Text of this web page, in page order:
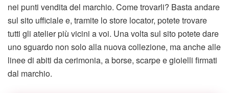
nei punti vendita del marchio. Come trovarli? Basta andare
sul sito ufficiale e, tramite lo store locator, potete trovare
tutti gli atelier più vicini a voi. Una volta sul sito potete dare
uno sguardo non solo alla nuova collezione, ma anche alle
linee di abiti da cerimonia, a borse, scarpe e gioielli firmati
dal marchio.